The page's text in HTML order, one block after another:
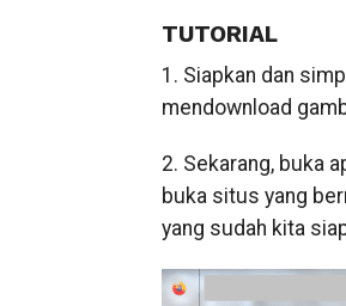
TUTORIAL
1. Siapkan dan
mendownload
2. Sekarang, buka
buka situs yang
yang sudah kita